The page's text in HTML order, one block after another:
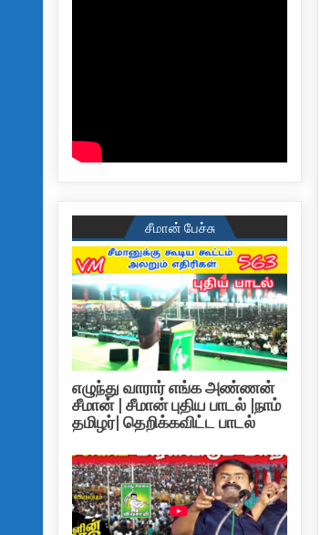
சீமான் பேச்சு
எழுந்து வாரார் எங்க அண்ணன்
சீமான் | சீமான் புதிய பாடல் |நாம்
தமிழர்| தெறிக்கவிட்ட பாடல்